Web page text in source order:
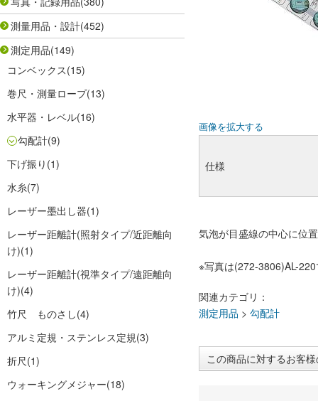
測量用品・設計(452)
測定用品(149)
コンベックス(15)
巻尺・測量ロープ(13)
水平器・レベル(16)
勾配計(9)
下げ振り (1)
水糸(7)
レーザー墨出し器(1)
レーザー距離計(照射タイプ/近距離向
け)(1)
レーザー距離計(視準タイプ/遠距離向
け)(4)
竹尺 ものさし(4)
アルミ定規・ステンレス定規(3)
折尺(1)
ウォーキングメジャー(18)
画像を拡大する
仕様
気泡が目盛線の中心に位
※写真は(272-3806)AL-
関連カテゴリ：
測定用品 > 勾配計
この商品に対するお客